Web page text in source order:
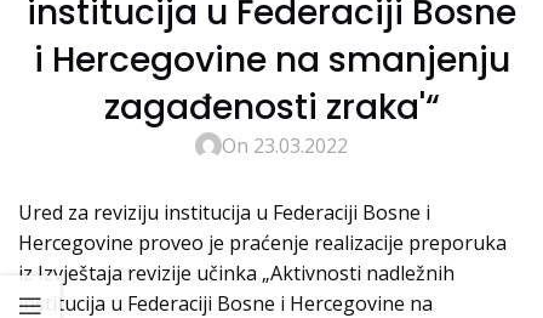
institucija u Federaciji Bosne
i Hercegovine na smanjenju
zagađenosti zraka'“
On 23.03.2022
Ured za reviziju institucija u Federaciji Bosne i
Hercegovine proveo je praćenje realizacije preporuka
iz Izvještaja revizije učinka „Aktivnosti nadležnih
institucija u Federaciji Bosne i Hercegovine na